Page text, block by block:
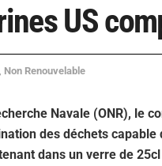
US
Non Renouvelable
Navale (ONR), le
des déchets
dans un verre de